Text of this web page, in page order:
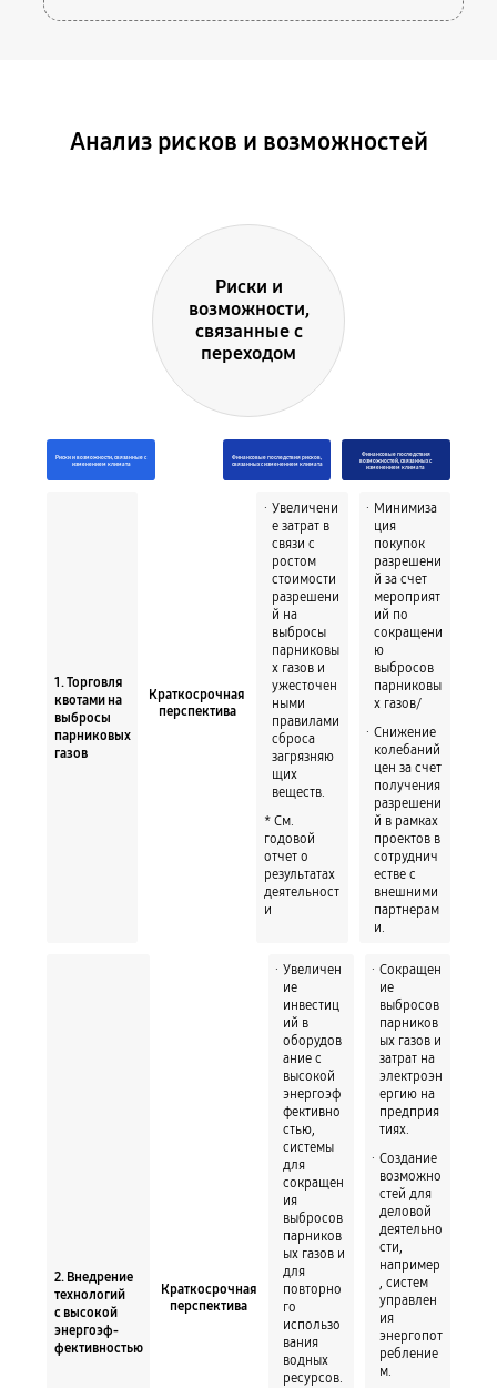
Анализ рисков и возможностей
Риски и
возможности,
связанные с
переходом
Риски и возможности, связанные с
изменением климата
Финансовые последствия рисков,
связанных с изменением климата
Финансовые последствия
возможностей, связанных с
изменением климата
1. Торговля
квотами на
выбросы
парниковых
газов
Краткосрочная
перспектива
Увеличени
е затрат в
связи с
ростом
стоимости
разрешени
й на
выбросы
парниковы
х газов и
ужесточен
ными
правилами
сброса
загрязняю
щих
веществ.
* См.
годовой
отчет о
результатах
деятельност
и
Минимиза
ция
покупок
разрешени
й за счет
мероприят
ий по
сокращени
ю
выбросов
парниковы
х газов/
Снижение
колебаний
цен за счет
получения
разрешени
й в рамках
проектов в
сотруднич
естве с
внешними
партнерам
и.
2. Внедрение
технологий
с высокой
энергоэф-
фективностью
Краткосрочная
перспектива
Увеличен
ие
инвестиц
ий в
оборудов
ание c
высокой
энергоэф
фективно
стью,
системы
для
сокращен
ия
выбросов
парников
ых газов и
для
повторно
го
использо
вания
водных
ресурсов.
Сокращен
ие
выбросов
парников
ых газов и
затрат на
электроэн
ергию на
предприя
тиях.
Создание
возможно
стей для
деловой
деятельно
сти,
например
, систем
управлен
ия
энергопот
ребление
м.